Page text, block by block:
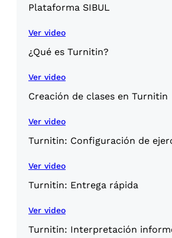
Plataforma SIBUL
Ver video
¿Qué es Turnitin?
Ver video
Creación de clases en Turnitin
Ver video
Turnitin: Configuración de
Ver video
Turnitin: Entrega rápida
Ver video
Turnitin: Interpretación